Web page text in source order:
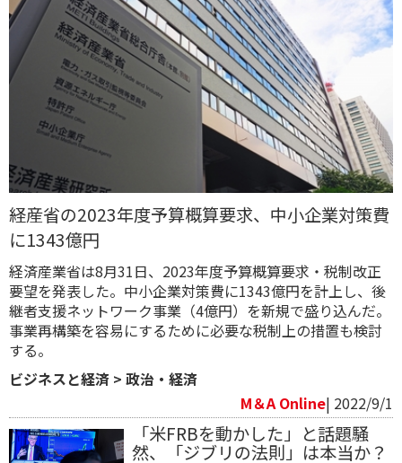
経産省の2023年度予算概算要求、中小企業対策費
に1343億円
経済産業省は8月31日、2023年度予算概算要求・税制改正
要望を発表した。中小企業対策費に1343億円を計上し、後
継者支援ネットワーク事業（4億円）を新規で盛り込んだ。
事業再構築を容易にするために必要な税制上の措置も検討
する。
ビジネスと経済 > 政治・経済
M＆A Online| 2022/9/1
「米FRBを動かした」と話題騒
然、「ジブリの法則」は本当か？